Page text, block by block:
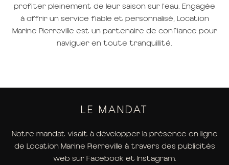
profiter pleinement de leur saison sur l’eau. Engagée
à offrir un service fiable et personnalisé, Location
Marine Pierreville est un partenaire de confiance pour
naviguer en toute tranquillité.
LE MANDAT
Notre mandat visait à développer la présence en ligne
de Location Marine Pierreville à travers des publicités
web sur Facebook et Instagram.